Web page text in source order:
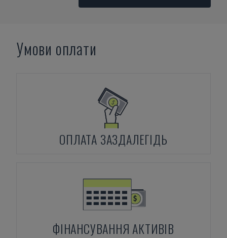
Умови оплати
ОПЛАТА ЗАЗДАЛЕГІДЬ
ФІНАНСУВАННЯ АКТИВІВ